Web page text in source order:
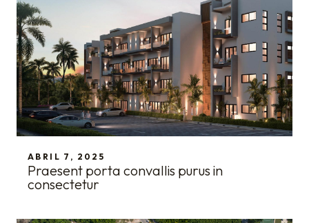
ABRIL 7, 2025
Praesent porta convallis purus in
consectetur